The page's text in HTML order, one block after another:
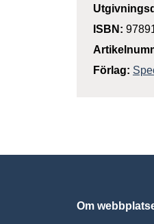
ISBN:
Förlag:
Om